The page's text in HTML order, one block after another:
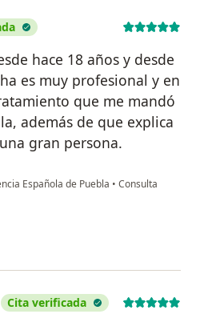
hace 18 años y desde
es muy profesional y en
que me mandó
además de que explica
gran persona.
Española de Puebla • Consulta
Cita verificada